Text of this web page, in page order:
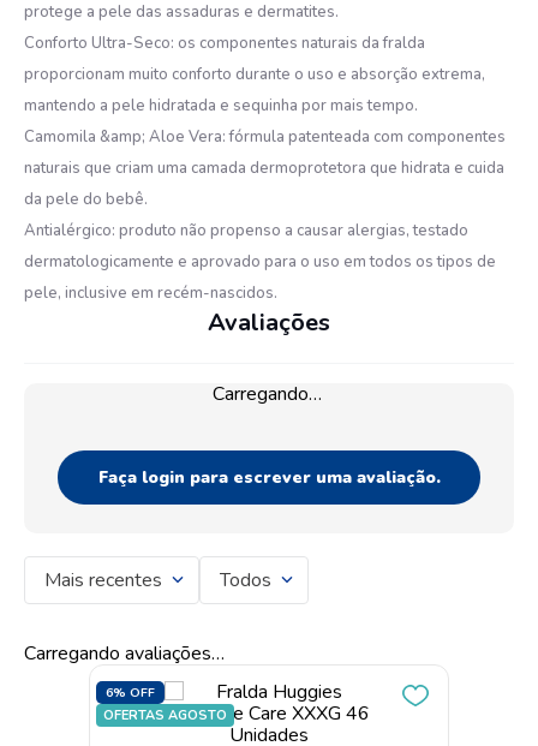
protege a pele das assaduras e dermatites.
Conforto Ultra-Seco: os componentes naturais da fralda
proporcionam muito conforto durante o uso e absorção extrema,
mantendo a pele hidratada e sequinha por mais tempo.
Camomila &amp; Aloe Vera: fórmula patenteada com componentes
naturais que criam uma camada dermoprotetora que hidrata e cuida
da pele do bebê.
Antialérgico: produto não propenso a causar alergias, testado
dermatologicamente e aprovado para o uso em todos os tipos de
pele, inclusive em recém-nascidos.
Avaliações
Carregando…
Faça login para escrever uma avaliação.
Mais recentes Todos
Carregando avaliações…
6% OFF
OFERTAS AGOSTO